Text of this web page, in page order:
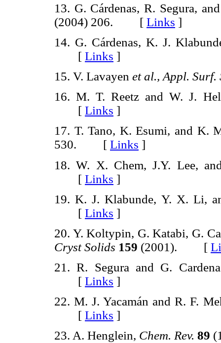
13. G. Cárdenas, R. Segura,
(2004) 206. [ Links ]
14. G. Cárdenas, K. J.
[ Links ]
15. V. Lavayen et al., Appl. Surf.
16. M. T. Reetz and W. J.
[ Links ]
17. T. Tano, K. Esumi, and K.
530. [ Links ]
18. W. X. Chem, J.Y. Lee,
[ Links ]
19. K. J. Klabunde, Y. X. Li,
[ Links ]
20. Y. Koltypin, G. Katabi, G.
Cryst Solids 159 (2001). [
21. R. Segura and G.
[ Links ]
22. M. J. Yacamán and R. F.
[ Links ]
23. A. Henglein, Chem. Rev. 89